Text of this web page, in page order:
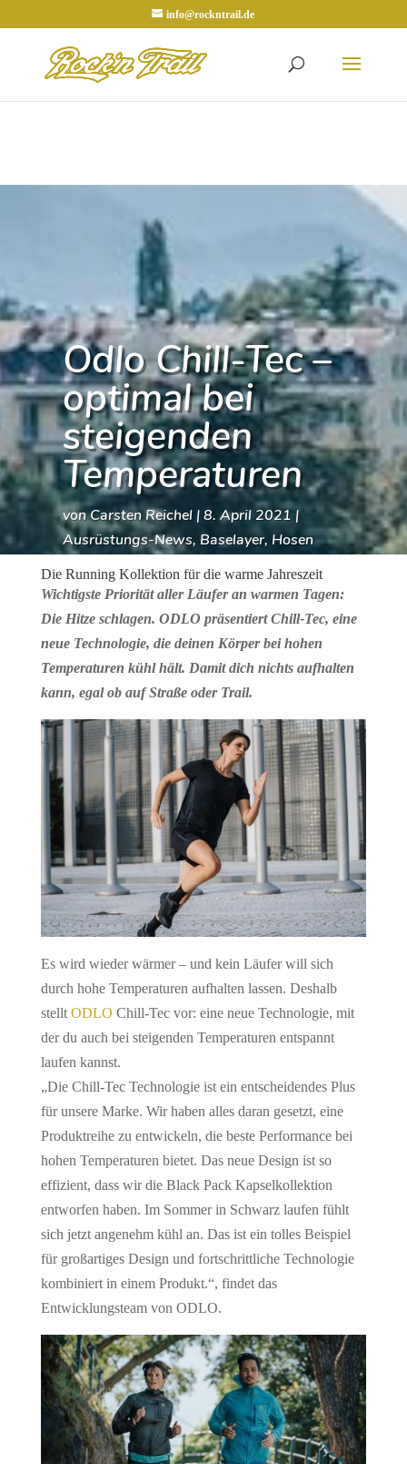
info@rockntrail.de
Odlo Chill-Tec –
optimal bei
steigenden
Temperaturen
vonCarsten Reichel|8. April 2021 |
Ausrüstungs-News, Baselayer, Hosen
News
Die Running Kollektion für die warme Jahreszeit
Wichtigste Priorität aller Läufer an warmen Tagen:
Die Hitze schlagen. ODLO präsentiert Chill-Tec, eine
neue Technologie, die deinen Körper bei hohen
Temperaturen kühl hält. Damit dich nichts aufhalten
kann, egal ob auf Straße oder Trail.
Es wird wieder wärmer – und kein Läufer will sich
durch hohe Temperaturen aufhalten lassen. Deshalb
stellt ODLO Chill-Tec vor: eine neue Technologie, mit
der du auch bei steigenden Temperaturen entspannt
laufen kannst.
„Die Chill-Tec Technologie ist ein entscheidendes Plus
für unsere Marke. Wir haben alles daran gesetzt, eine
Produktreihe zu entwickeln, die beste Performance bei
hohen Temperaturen bietet. Das neue Design ist so
effizient, dass wir die Black Pack Kapselkollektion
entworfen haben. Im Sommer in Schwarz laufen fühlt
sich jetzt angenehm kühl an. Das ist ein tolles Beispiel
für großartiges Design und fortschrittliche Technologie
kombiniert in einem Produkt.“, findet das
Entwicklungsteam von ODLO.